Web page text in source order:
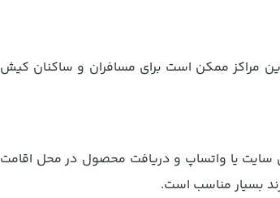
مراکز ممکن است برای مسافران و ساکنان کیش
سایت یا واتساپ و دریافت محصول در محل اقامت
بسیار مناسب است.